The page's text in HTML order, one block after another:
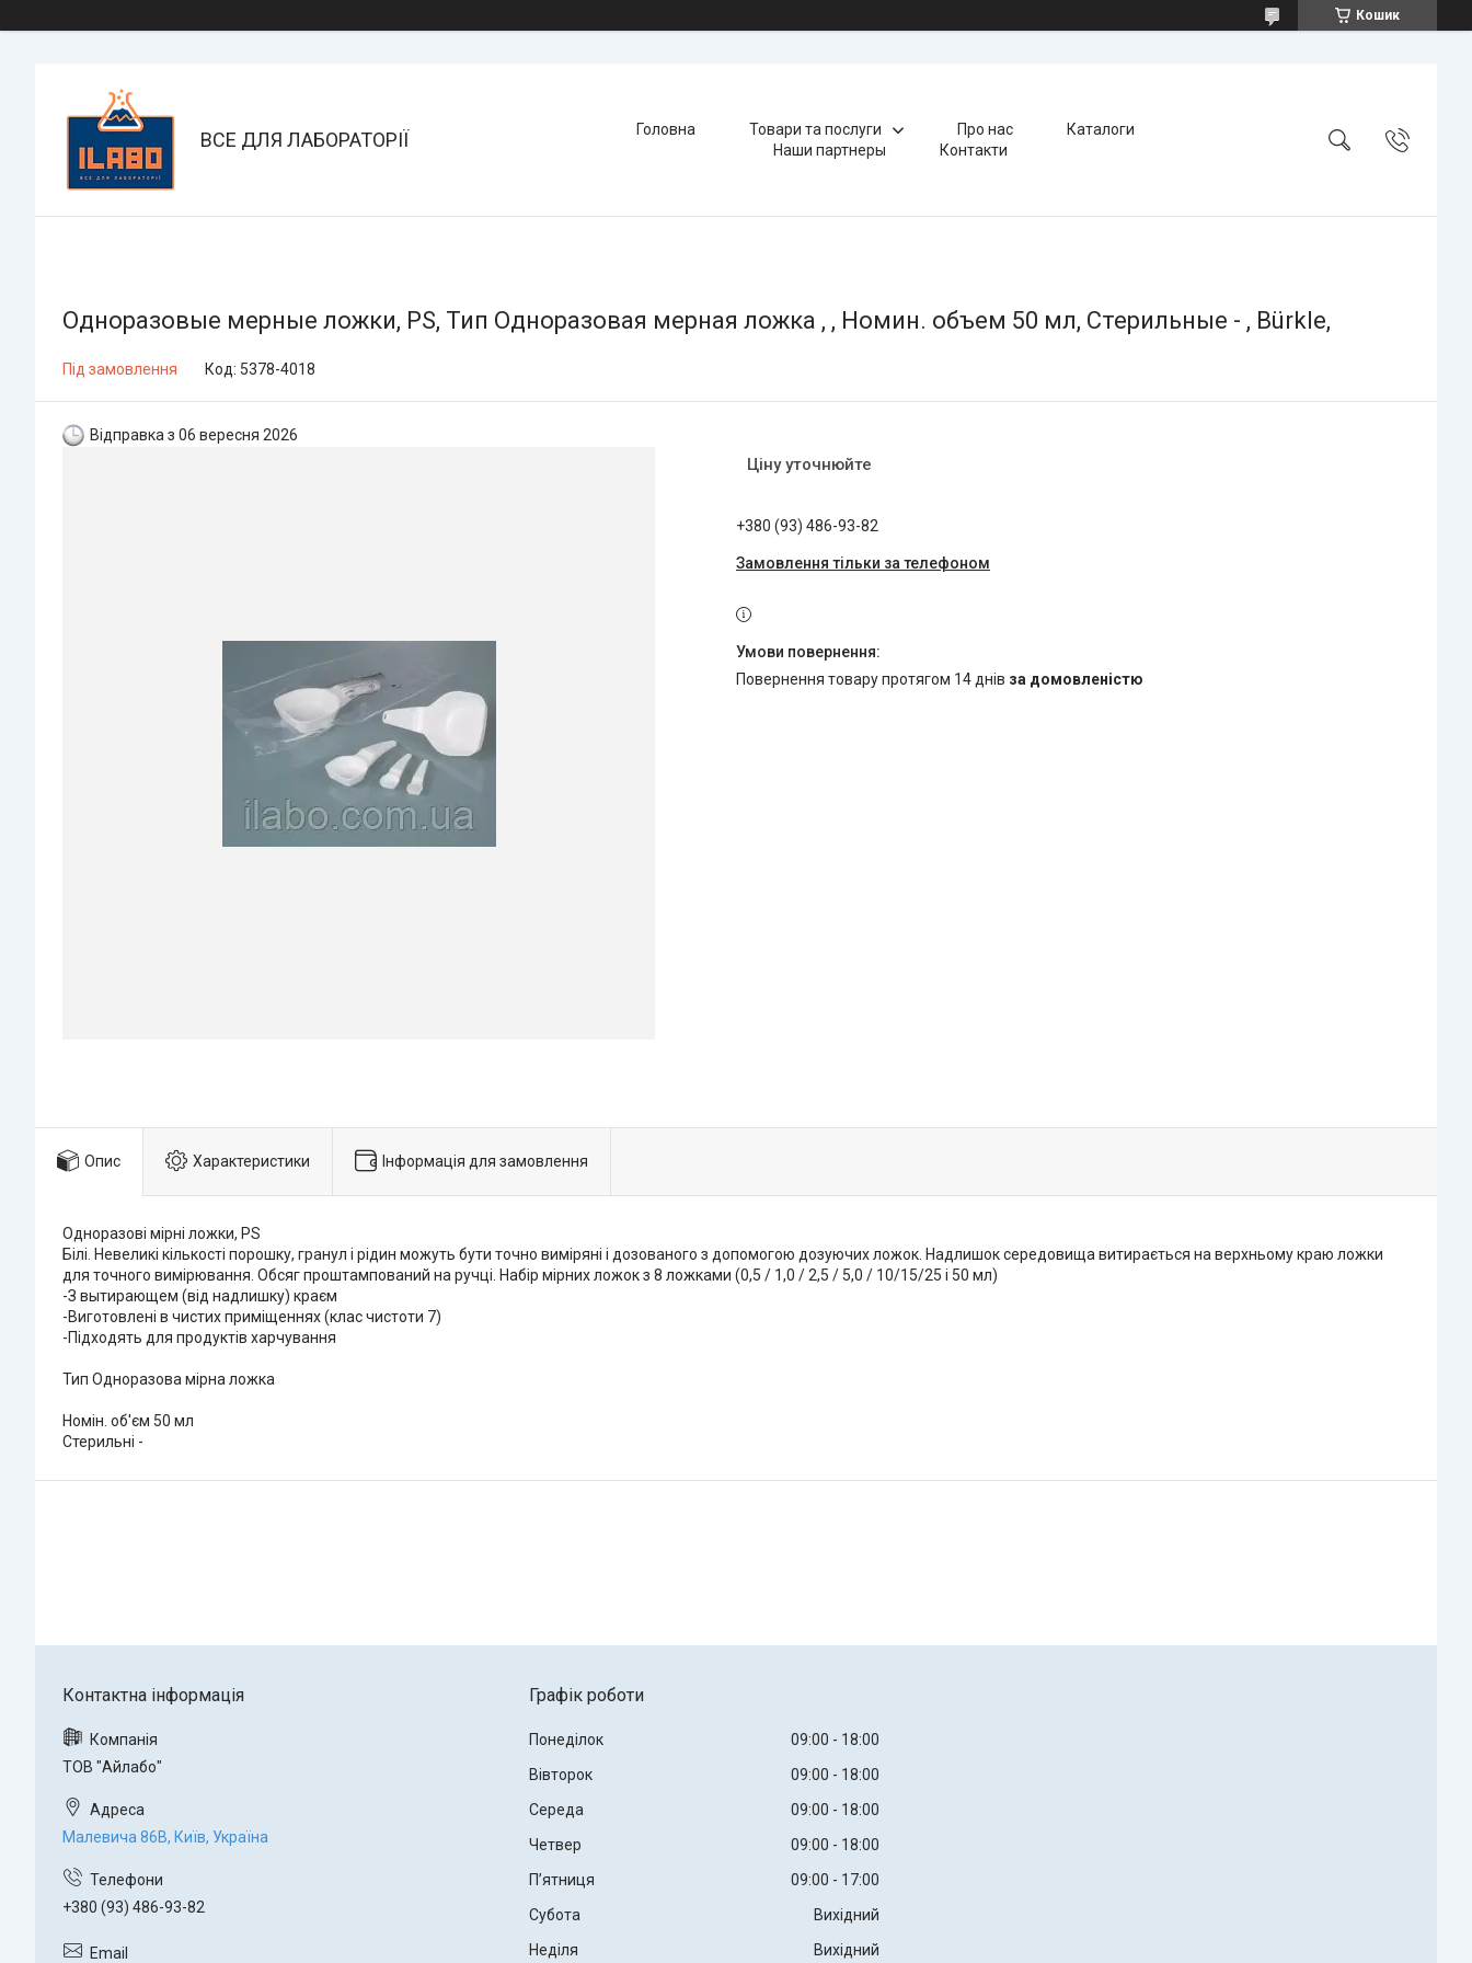
Кошик
ВСЕ ДЛЯ ЛАБОРАТОРІЇ Головна Товари та послуги Про нас
Каталоги
Наши партнеры
Контакти
Одноразовые мерные ложки, PS, Тип Одноразовая мерная ложка , , Номин. объем 50 мл, Стерильные - , Bürkle,
Під замовлення Код: 5378-4018
Відправка з 06 вересня 2026
Ціну уточнюйте
+380 (93) 486-93-82
Замовлення тільки за телефоном
повернення товару протягом 14 днів за домовленістю
Опис Характеристики Інформація для замовлення
Одноразові мірні ложки, PS
Білі. Невеликі кількості порошку, гранул і рідин можуть бути точно виміряні і дозованого з допомогою дозуючих ложок. Надлишок середовища витирається на верхньому краю ложки
для точного вимірювання. Обсяг проштампований на ручці. Набір мірних ложок з 8 ложками (0,5 / 1,0 / 2,5 / 5,0 / 10/15/25 і 50 мл)
-З вытирающем (від надлишку) краєм
-Виготовлені в чистих приміщеннях (клас чистоти 7)
-Підходять для продуктів харчування
Тип Одноразова мірна ложка
Номін. об'єм 50 мл
Стерильні -
ТОВ "Айлабо"
Малевича 86В, Київ, Україна
+380 (93) 486-93-82
Графік роботи
Понеділок 09:00
18:00
Вівторок
09:00
18:00
Середа
09:00
18:00
Четвер
09:00
18:00
Пʼятниця
09:00
17:00
Субота
Вихідний
Неділя
Вихідний